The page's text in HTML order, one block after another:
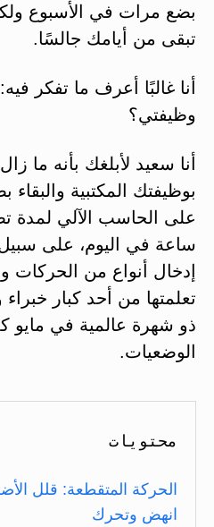
بضع مرات في الأسبوع
تبقى من أيامك جالسًا.
أنا غالبًا أعرف ما تفكر
وظيفتي؟
أنا سعيد لأبلغك بأنه ما
بوظيفتك المكتبية
على الحاسب الآلي لمدة
ساعة في اليوم، على
إدخال أنواع من الحركات
تعلمتها من أحد كبار
ذو شهرة عالمية في مايو
الوضعيات.
الحركة المتقطعة: قلل
انهض وتحرك